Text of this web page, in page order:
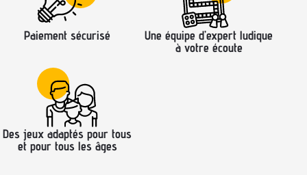
Paiement sécurisé
Une équipe d’expert ludique
à votre écoute
Des jeux adaptés pour tous
et pour tous les âges